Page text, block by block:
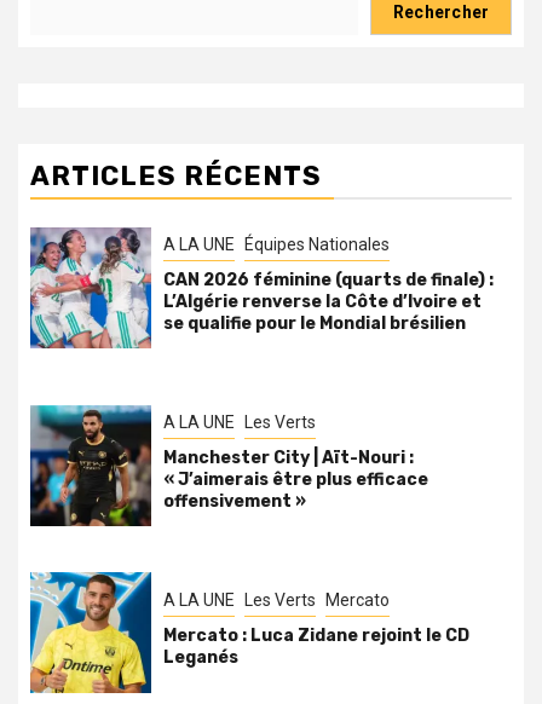
Rechercher
ARTICLES RÉCENTS
A LA UNE Équipes Nationales
CAN 2026 féminine (quarts de finale) :
L’Algérie renverse la Côte d’Ivoire et
se qualifie pour le Mondial brésilien
A LA UNE Les Verts
Manchester City | Aït-Nouri :
« J’aimerais être plus efficace
offensivement »
A LA UNE Les Verts Mercato
Mercato : Luca Zidane rejoint le CD
Leganés